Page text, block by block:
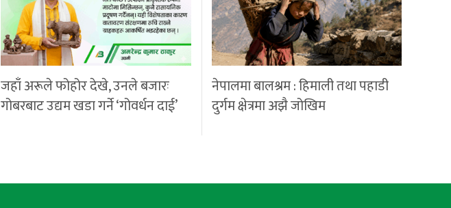
जहाँ अरूले फोहोर देखे, उनले बजारः
गोबरबाट उद्यम खडा गर्ने ‘गोवर्धन दाई’
नेपालमा बालश्रम : हिमाली तथा पहाडी
दुर्गम क्षेत्रमा अझै जोखिम